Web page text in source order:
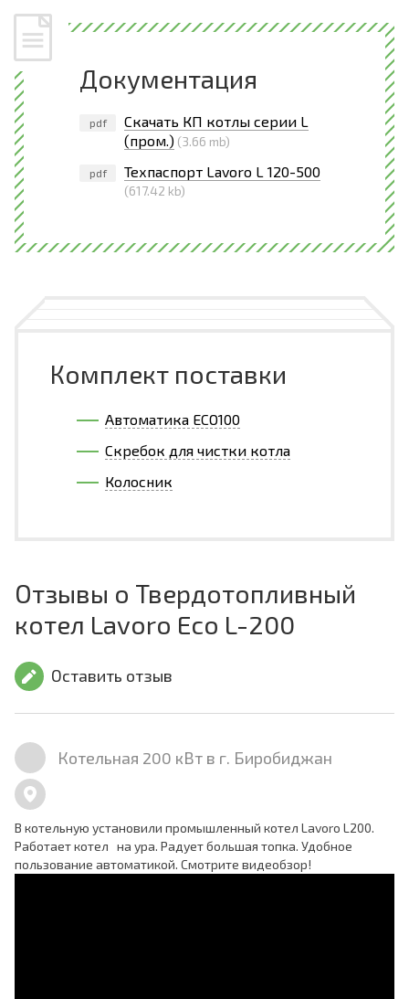
Документация
pdf
Скачать КП котлы серии L
(пром.) (3.66 mb)
pdf Техпаспорт Lavoro L 120-500
(617.42 kb)
Комплект поставки
Автоматика ECO100
Скребок для чистки котла
Колосник
Отзывы о Твердотопливный
котел Lavoro Eco L-200
Оставить отзыв
Котельная 200 кВт в г. Биробиджан
В котельную установили промышленный котел Lavoro L200.
Работает котел на ура. Радует большая топка. Удобное
пользование автоматикой. Смотрите видеобзор!